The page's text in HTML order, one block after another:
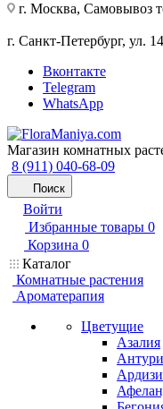
г. Москва, Самовывоз
г. Санкт-Петербург, ул.
Вконтакте
Telegram
WhatsApp
Магазин комнатных
8 (911) 040-68-09
Поиск
Войти
Избранные товары 0
Корзина 0
Каталог
Комнатные растения
Ароматерапия
Цветущие
Азалия